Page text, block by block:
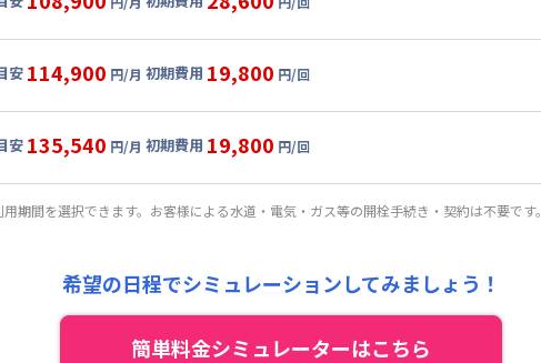
81,000円/月 (2,700円/日)
他 : 24,000円/月 (800円/日) (税抜)
他 : 16,000円/回 (税抜)
費用 :
保険料: 1,500円/月
安 114,900 円/月 初期費用 19,800 円/回
87,000円/月 (2,900円/日)
他 : 24,000円/月 (800円/日) (税抜)
他 : 8,000円/回 (税抜)
災保険料: 1,500円/月
手数料 : 10,000円/回 (税抜)
安 135,540 円/月 初期費用 19,800 円/回
料目安(30日利用)
8,000円/回 (税抜)
1,500円/月
間を選択できます。お客様による水道・電気・ガス等の開栓手続き・契約は不要です。
希望の日程でシミュレーションしてみましょう！
簡単料金シミュレーターはこちら